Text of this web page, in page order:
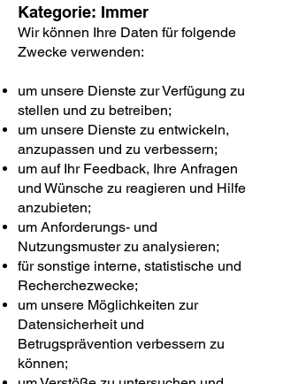
Kategorie: Immer
Wir können Ihre Daten für folgende
Zwecke verwenden:
um unsere Dienste zur Verfügung zu
stellen und zu betreiben;
um unsere Dienste zu entwickeln,
anzupassen und zu verbessern;
um auf Ihr Feedback, Ihre Anfragen
und Wünsche zu reagieren und Hilfe
anzubieten;
um Anforderungs- und
Nutzungsmuster zu analysieren;
für sonstige interne, statistische und
Recherchezwecke;
um unsere Möglichkeiten zur
Datensicherheit und
Betrugsprävention verbessern zu
können;